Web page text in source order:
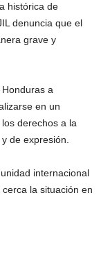
histórica de
denuncia que el
grave y
a
en un
derechos a la
de expresión.
internacional
la situación en